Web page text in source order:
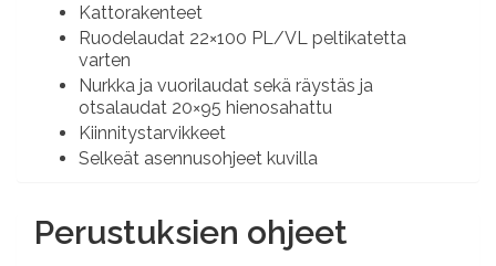
Kattorakenteet
Ruodelaudat 22×100 PL/VL peltikatetta
varten
Nurkka ja vuorilaudat sekä räystäs ja
otsalaudat 20×95 hienosahattu
Kiinnitystarvikkeet
Selkeät asennusohjeet kuvilla
Perustuksien ohjeet